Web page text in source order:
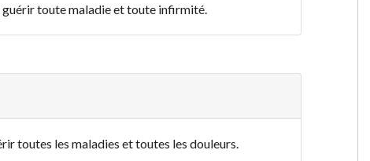
guérir toute maladie et toute infirmité.
toutes les maladies et toutes les douleurs.